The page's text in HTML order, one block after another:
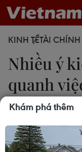
KINH TẾTÀI CHÍNH
Nhiều ý
quanh
dụng
Thúy Hà
14/07/2022 04:19
Khám phá thêm